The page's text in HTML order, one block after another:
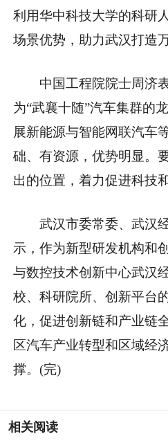
利用华中科技大学的科研
场景优势，助力武汉打造
中国工程院院士周济
为“武襄十随”汽车集群的
展新能源与智能网联汽车
础、有资源，优势明显。
出的位置，着力促进科技
武汉市委常委、武汉
示，作为新型研发机构和
与数控技术创新中心武汉
校、科研院所、创新平台
化，促进创新链和产业链
区汽车产业转型和区域经
撑。(完)
相关阅读